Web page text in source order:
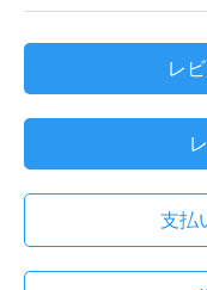
レ
支払